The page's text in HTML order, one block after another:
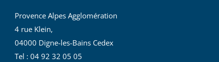
Provence Alpes Agglomération
4 rue Klein,
04000 Digne-les-Bains Cedex
Tel : 04 92 32 05 05